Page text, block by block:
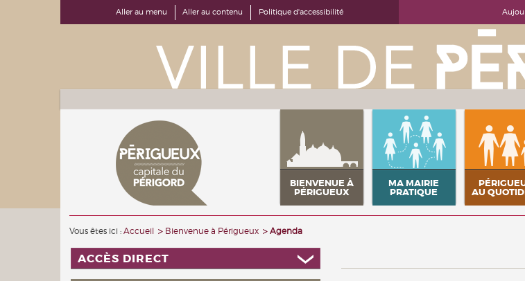
Aller au menu Aller au contenu Politique d'accessibilité
BIENVENUE À
PÉRIGUEUX
MA MAIRIE
PRATIQUE AU
Vous êtes ici : Accueil Bienvenue à Périgueux Agenda
ACCÈS DIRECT